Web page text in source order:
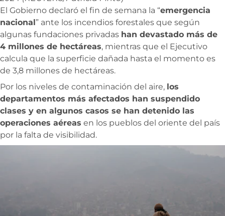
El Gobierno declaró el fin de semana la “emergencia
nacional ” ante los incendios forestales que según
algunas fundaciones privadas han devastado más de
4 millones de hectáreas, mientras que el Ejecutivo
calcula que la superficie dañada hasta el momento es
de 3,8 millones de hectáreas.
Por los niveles de contaminación del aire, los
departamentos más afectados han suspendido
clases y en algunos casos se han detenido las
operaciones aéreas en los pueblos del oriente del país
por la falta de visibilidad.